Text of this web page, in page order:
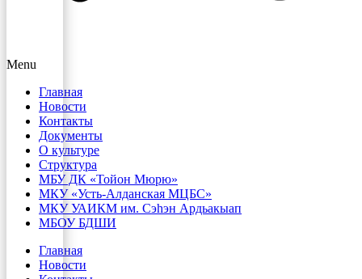
Menu
Главная
Новости
Контакты
Документы
О культуре
Структура
МБУ ДК «Тойон Мюрю»
МКУ «Усть-Алданская МЦБС»
МКУ УАИКМ им. Сэһэн Ардьакыап
МБОУ БДШИ
Главная
Новости